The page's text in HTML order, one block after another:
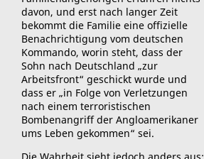
davon, und erst nach langer Zeit
bekommt die Familie eine offizielle
Benachrichtigung vom deutschen
Kommando, worin steht, dass der
Sohn nach Deutschland „zur
Arbeitsfront“ geschickt wurde und
dass er „in Folge von Verletzungen
nach einem terroristischen
Bombenangriff der Angloamerikaner
ums Leben gekommen“ sei.